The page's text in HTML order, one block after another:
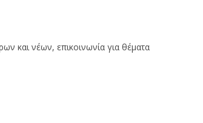
και νέων, επικοινωνία για θέματα